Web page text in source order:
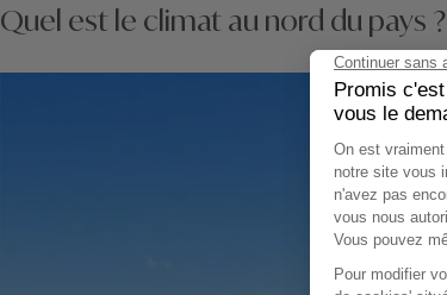
Quel est le climat au nord du pays ?